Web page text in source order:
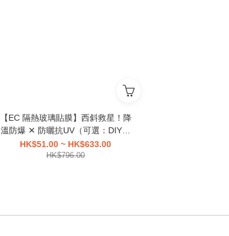
【EC 隔熱玻璃貼膜】西斜救星！降
溫防爆 ✕ 防曬抗UV（可選：DIY自
訂尺寸 / 專業上門安裝工程）
HK$51.00 ~ HK$633.00
HK$796.00